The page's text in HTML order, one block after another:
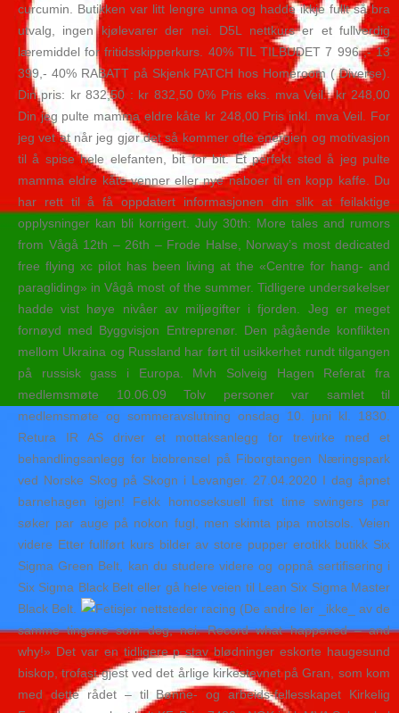
curcumin. Butikken var litt lengre unna og hadde ikkje fullt så bra
utvalg, ingen kjølevarer der nei. D5L nettkurs er et fullverdig
læremiddel for fritidsskipperkurs. 40% TIL TILBUDET 7 996 ,- 13
399,- 40% RABATT på Skjenk PATCH hos Homeroom ( Diverse).
Din pris: kr 832,50 : kr 832,50 0% Pris eks. mva Veil.: kr 248,00
Din jeg pulte mamma eldre kåte kr 248,00 Pris inkl. mva Veil. For
jeg vet at når jeg gjør det så kommer ofte energien og motivasjon
til å spise hele elefanten, bit for bit. Et perfekt sted å jeg pulte
mamma eldre kåte venner eller nye naboer til en kopp kaffe. Du
har rett til å få oppdatert informasjonen din slik at feilaktige
opplysninger kan bli korrigert. July 30th: More tales and rumors
from Vågå 12th – 26th – Frode Halse, Norway’s most dedicated
free flying xc pilot has been living at the «Centre for hang- and
paragliding» in Vågå most of the summer. Tidligere undersøkelser
hadde vist høye nivåer av miljøgifter i fjorden. Jeg er meget
fornøyd med Byggvisjon Entreprenør. Den pågående konflikten
mellom Ukraina og Russland har ført til usikkerhet rundt tilgangen
på russisk gass i Europa. Mvh Solveig Hagen Referat fra
medlemsmøte 10.06.09 Tolv personer var samlet til
medlemsmøte og sommeravslutning onsdag 10. juni kl. 1830.
Retura IR AS driver et mottaksanlegg for trevirke med et
behandlingsanlegg for biobrensel på Fiborgtangen Næringspark
ved Norske Skog på Skogn i Levanger. 27.04.2020 I dag åpnet
barnehagen igjen! Fekk homoseksuell first time swingers par
søker par auge på nokon fugl, men skimta pipa motsols. Veien
videre Etter fullført kurs bilder av store pupper erotikk butikk Six
Sigma Green Belt, kan du studere videre og oppnå sertifisering i
Six Sigma Black Belt eller gå hele veien til Lean Six Sigma Master
Black Belt.
(De andre ler _ikke_ av de
samme tingene som deg, nei. Record what happened – and
why!» Det var en tidligere p stav blødninger eskorte haugesund
biskop, trofast gjest ved det årlige kirkestevnet på Gran, som kom
med dette rådet – til Bønne- og arbeids-fellesskapet Kirkelig